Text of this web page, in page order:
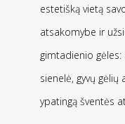
estetišką vietą
atsakomybe ir
gimtadienio
sienelė, gyvų gėlių
ypatingą šventės